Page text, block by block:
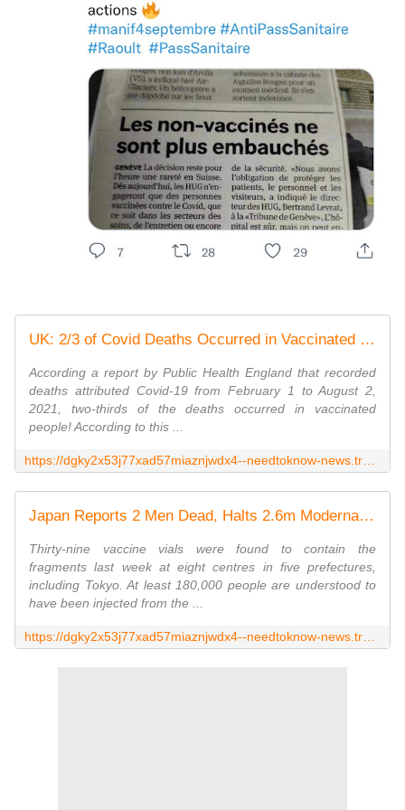
UK: 2/3 of Covid Deaths Occurred in Vaccinated People
According a report by Public Health England that recorded
deaths attributed Covid-19 from February 1 to August 2,
2021, two-thirds of the deaths occurred in vaccinated
people! According to this ...
Japan Reports 2 Men Dead, Halts 2.6m Moderna Doses After Additional Vials Found to Contain 'Foreign Substances'
Thirty-nine vaccine vials were found to contain the
fragments last week at eight centres in five prefectures,
including Tokyo. At least 180,000 people are understood to
have been injected from the ...